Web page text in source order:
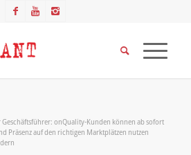
onQuality-Kunden können ab sofort
Präsenz auf den richtigen Marktplätzen nutzen